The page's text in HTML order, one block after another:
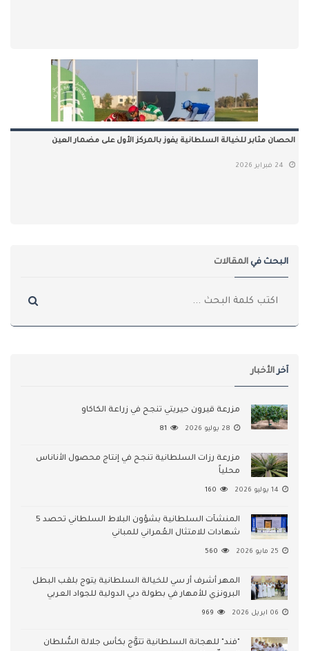
الحصان مثابر للخيالة السلطانية يفوز بالمركز الأول على مضمار العين
24 فبراير 2026
البحث في المقالات
آخرالأخبار
مزرعة قيرون حيريتي تنجح في زراعة الكاكاو
28 يوليو 2026 81
مزرعة رزات السلطانية تنجح في إنتاج محصول الأناناس
محلياً
14 يوليو 2026 160
المنشآت السلطانية بشؤون البلاط السلطاني تحصد 5
شهادات للامتثال العُمراني للمباني
25 مايو 2026 560
المهر أشرف أر سي للخيالة السلطانية يتوج بلقب البطل
البرونزي للأمهار في بطولة دبي الدولية للجواد العربي
06 ابريل 2026 969
"فند" للهجانة السلطانية تتوَّج بكأس جلالة السُّلطان